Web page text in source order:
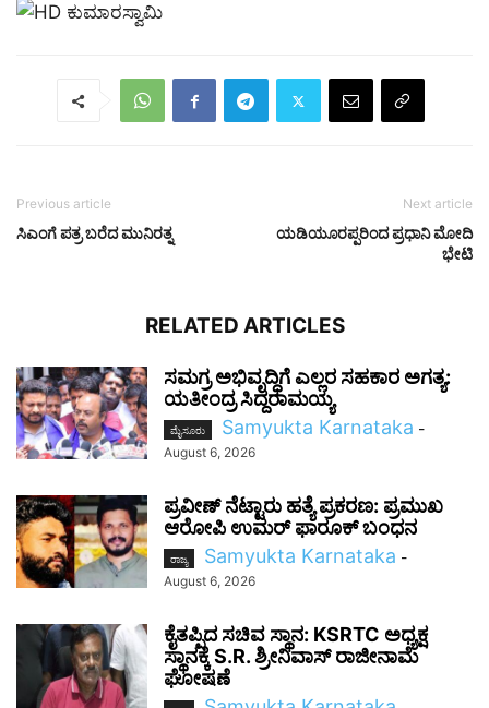
Previous article
ಸಿಎಂಗೆ ಪತ್ರ ಬರೆದ ಮುನಿರತ್ನ
Next article
ಯಡಿಯೂರಪ್ಪರಿಂದ ಪ್ರಧಾನಿ ಮೋದಿ
ಭೇಟಿ
RELATED ARTICLES
ಸಮಗ್ರ ಅಭಿವೃದ್ಧಿಗೆ ಎಲ್ಲರ ಸಹಕಾರ ಅಗತ್ಯ:
ಯತೀಂದ್ರ ಸಿದ್ದರಾಮಯ್ಯ
ಮೈಸೂರು Samyukta Karnataka -
August 6, 2026
ಪ್ರವೀಣ್ ನೆಟ್ಟಾರು ಹತ್ಯೆ ಪ್ರಕರಣ: ಪ್ರಮುಖ
ಆರೋಪಿ ಉಮರ್ ಫಾರೂಕ್ ಬಂಧನ
ರಾಜ್ಯ Samyukta Karnataka -
August 6, 2026
ಕೈತಪ್ಪಿದ ಸಚಿವ ಸ್ಥಾನ: KSRTC ಅಧ್ಯಕ್ಷ
ಸ್ಥಾನಕ್ಕೆ S.R. ಶ್ರೀನಿವಾಸ್ ರಾಜೀನಾಮೆ
ಘೋಷಣೆ